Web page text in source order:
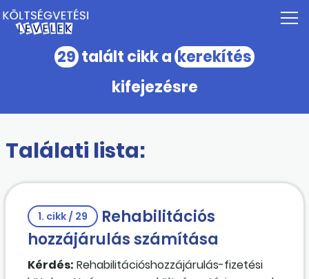
29 talált cikk a kerekítés
kifejezésre
Találati lista:
1. cikk / 29
Rehabilitációs
hozzájárulás számítása
Kérdés: Rehabilitációshozzájárulás-fizetési